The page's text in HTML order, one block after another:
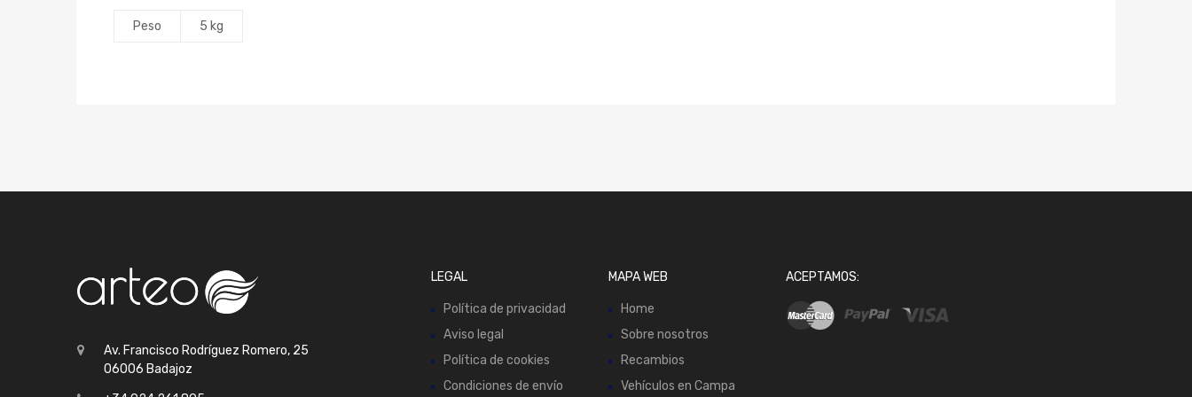
Peso 5 kg
Av. Francisco Rodríguez Romero, 25
06006 Badajoz
LEGAL
Política de privacidad
Aviso legal
Política de cookies
Condiciones de envío
MAPA WEB
Home
Sobre nosotros
Recambios
Vehículos en Campa
ACEPTAMOS: